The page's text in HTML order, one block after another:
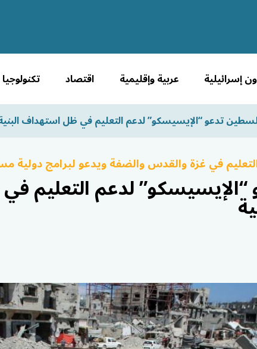
إسرائيلية عربية وإقليمية اقتصاد تكنولوجيا
تدعو “الإيسيسكو” لدعم التعليم في ظل استهداف البنية
في غزة والقدس والضفة ويدعو لبرامج دولية
لدعم التعليم